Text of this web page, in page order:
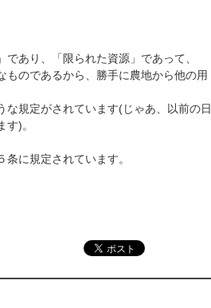
あり、「限られた資源」であって、
ものであるから、勝手に農地から他の用
規定がされています(じゃあ、以前の日
)。
に規定されています。